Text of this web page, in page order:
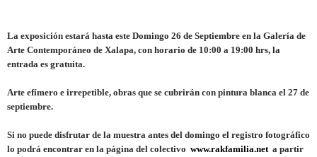
La exposición estará hasta este Domingo 26 de Septiembre en la Galería de
Arte Contemporáneo de Xalapa, con horario de 10:00 a 19:00 hrs, la
entrada es gratuita.
Arte efímero e irrepetible, obras que se cubrirán con pintura blanca el 27 de
septiembre.
Si no puede disfrutar de la muestra antes del domingo el registro fotográfico
lo podrá encontrar en la página del colectivo www.rakfamilia.net a partir